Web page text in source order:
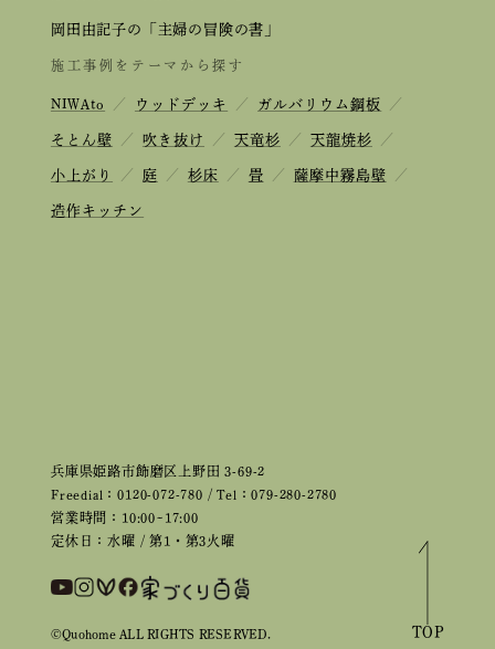
兵庫県姫路市飾磨区上野田 3-69-2
Freedial：0120-072-780 / Tel：079-280-2780
営業時間：10:00~17:00
定休日：水曜 / 第1・第3火曜
岡田由記子の「主婦の冒険の書」
施工事例をテーマから探す
NIWAto ／ ウッドデッキ ／ ガルバリウム鋼板 ／
そとん壁 ／ 吹き抜け ／ 天竜杉 ／ 天龍焼杉 ／
小上がり ／ 庭 ／ 杉床 ／ 畳 ／ 薩摩中霧島壁 ／
造作キッチン
©Quohome ALL RIGHTS RESERVED. TOP